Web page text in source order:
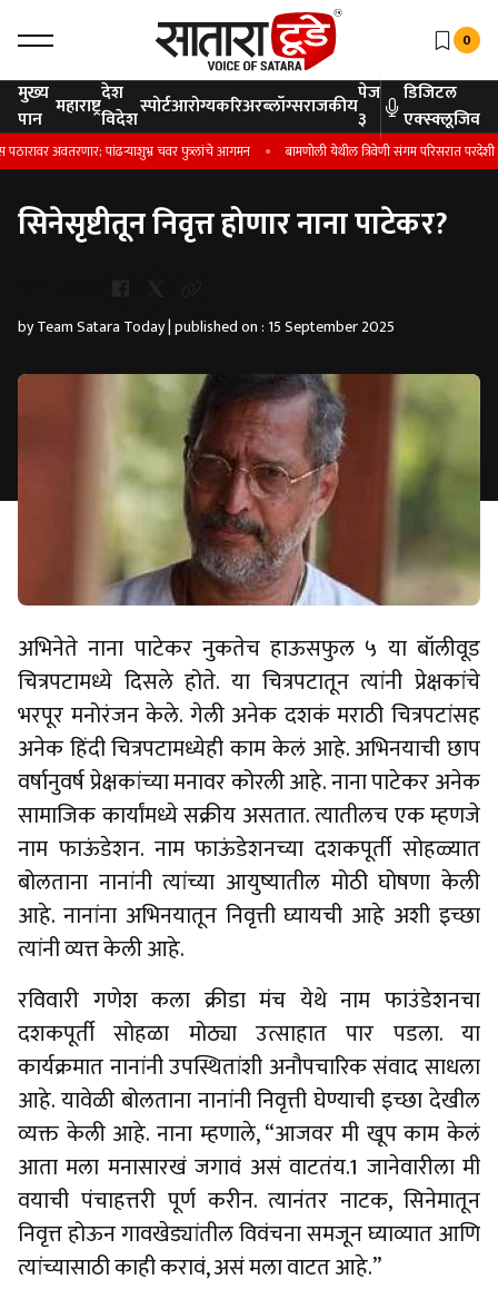
0
मुख्य
पान महाराष्ट्रदेश
विदेशस्पोर्टआरोग्यकरिअरब्लॉग्सराजकीयपेज
३
डिजिटल
एक्स्क्लूजिव
अवतरणार; पांढऱ्याशुभ्र चवर फुलांचे आगमन बामणोली येथील त्रिवेणी संगम परिसरात परदेशी
सिनेसृष्टीतून निवृत्त होणार नाना पाटेकर?
by Team Satara Today | published on : 15 September 2025
अभिनेते नाना पाटेकर नुकतेच हाऊसफुल ५ या बॉलीवूड
चित्रपटामध्ये दिसले होते. या चित्रपटातून त्यांनी प्रेक्षकांचे
भरपूर मनोरंजन केले. गेली अनेक दशकं मराठी चित्रपटांसह
अनेक हिंदी चित्रपटामध्येही काम केलं आहे. अभिनयाची छाप
वर्षानुवर्ष प्रेक्षकांच्या मनावर कोरली आहे. नाना पाटेकर अनेक
सामाजिक कार्यांमध्ये सक्रीय असतात. त्यातीलच एक म्हणजे
नाम फाऊंडेशन. नाम फाऊंडेशनच्या दशकपूर्ती सोहळ्यात
बोलताना नानांनी त्यांच्या आयुष्यातील मोठी घोषणा केली
आहे. नानांना अभिनयातून निवृत्ती घ्यायची आहे अशी इच्छा
त्यांनी व्यत्त केली आहे.
रविवारी गणेश कला क्रीडा मंच येथे नाम फाउंडेशनचा
दशकपूर्ती सोहळा मोठ्या उत्साहात पार पडला. या
कार्यक्रमात नानांनी उपस्थितांशी अनौपचारिक संवाद साधला
आहे. यावेळी बोलताना नानांनी निवृत्ती घेण्याची इच्छा देखील
व्यक्त केली आहे. नाना म्हणाले, “आजवर मी खूप काम केलं
आता मला मनासारखं जगावं असं वाटतंय.1 जानेवारीला मी
वयाची पंचाहत्तरी पूर्ण करीन. त्यानंतर नाटक, सिनेमातून
निवृत्त होऊन गावखेड्यांतील विवंचना समजून घ्याव्यात आणि
त्यांच्यासाठी काही करावं, असं मला वाटत आहे.”